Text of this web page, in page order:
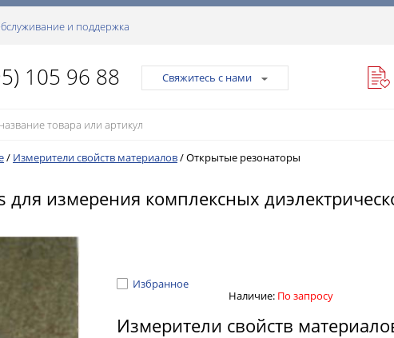
и поддержка
105 96 88 Свяжитесь с нами
/ Измерители свойств материалов/Открытые резонаторы
измерения комплексных
Избранное
Наличие: По запросу
Измерители свойств